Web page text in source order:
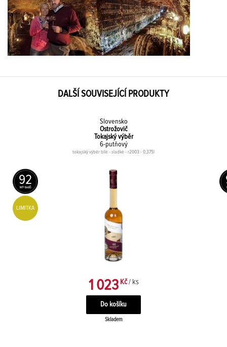
DALŠÍ SOUVISEJÍCÍ PRODUKTY
Slovensko
Ostrožovič
Tokajský výběr
6-putňový
tokajský výběr bílé - sladké - r2003 - 0,375l
92
LIMITKA
1 023Kč / ks
Skladem